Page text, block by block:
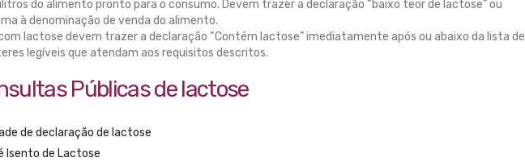
do alimento pronto para o consumo. Devem trazer a declaração “baixo teor de lactose” ou
à denominação de venda do alimento.
lactose devem trazer a declaração “Contém lactose” imediatamente após ou abaixo da lista de
legíveis que atendam aos requisitos descritos.
Públicas de lactose
de declaração de lactose
Isento de Lactose